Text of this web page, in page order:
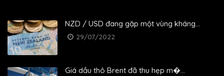
NZD / USD đang gặp một vùng kháng...
29/07/2022
Giá dầu thô Brent đã thu hẹp m�...